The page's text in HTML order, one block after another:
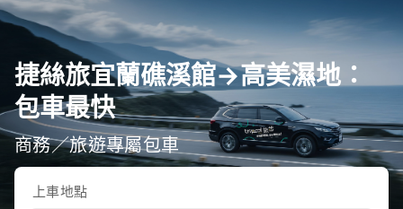
捷絲旅宜蘭礁溪館→高美濕地：
包車最快
商務／旅遊專屬包車
上車地點